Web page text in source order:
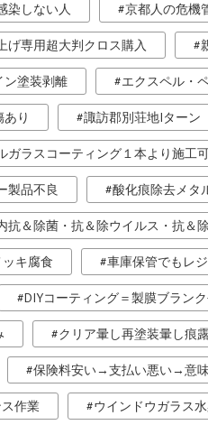
染しない人 京都人の危機
げ専用超大判クロス購入
ン塗装剥離 エクスペル・
り 諏訪郡別荘地Iターン
ガラスコーティング１本より施工
製品不良 酸化痕除去メタ
抗＆除菌・抗＆除ウイルス・抗＆
キ腐食 車庫保管でもレ
DIYコーティング＝製膜ブラン
クリア暈し再塗装暈し痕
保険料安い→支払い悪い→意
作業 ウインドウガラス